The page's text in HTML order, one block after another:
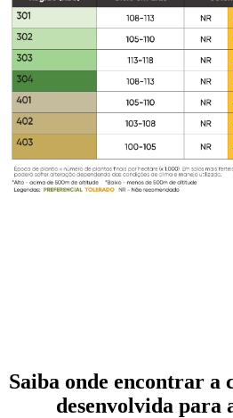
Saiba onde encontrar a
desenvolvida para